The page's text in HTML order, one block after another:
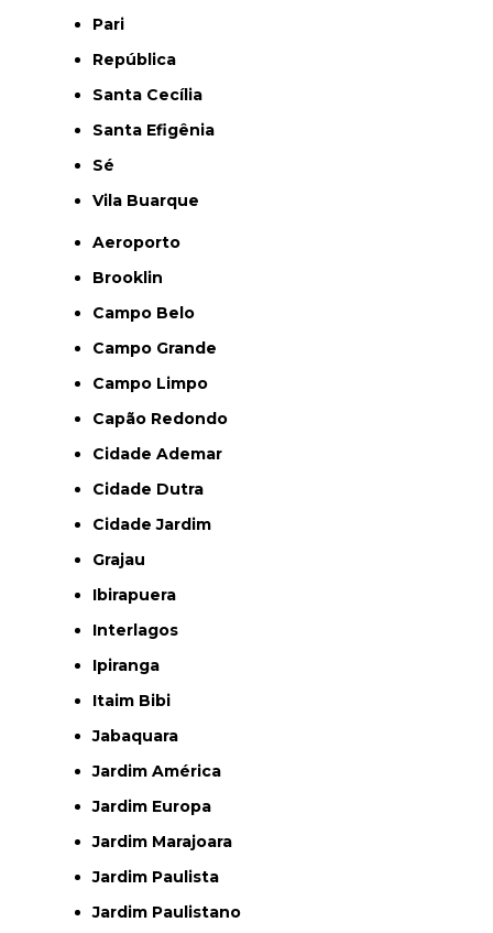
Pari
República
Santa Cecília
Santa Efigênia
Sé
Vila Buarque
Aeroporto
Brooklin
Campo Belo
Campo Grande
Campo Limpo
Capão Redondo
Cidade Ademar
Cidade Dutra
Cidade Jardim
Grajau
Ibirapuera
Interlagos
Ipiranga
Itaim Bibi
Jabaquara
Jardim América
Jardim Europa
Jardim Marajoara
Jardim Paulista
Jardim Paulistano